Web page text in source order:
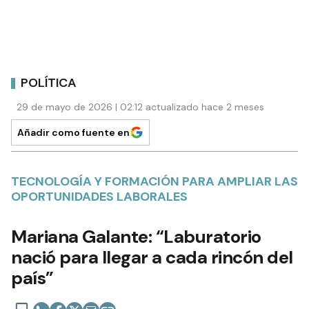
POLÍTICA
29 de mayo de 2026 | 02:12 actualizado hace 2 meses
Añadir como fuente en
TECNOLOGÍA Y FORMACIÓN PARA AMPLIAR LAS
OPORTUNIDADES LABORALES
Mariana Galante: “Laburatorio
nació para llegar a cada rincón del
país”